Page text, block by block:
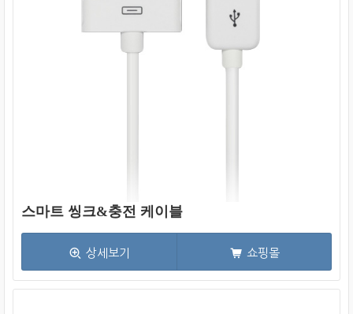
스마트 씽크&충전 케이블
상세보기 쇼핑몰